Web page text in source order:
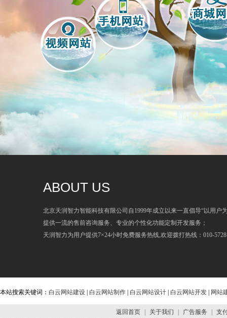
ABOUT US
北京天润智力智能科技有限公司自1999年成立以来一直倡导“以用户
提供一流的售前咨询服务、专业的个性化功能定制开发服务；
天润智力为用户提供7×24小时免费服务热线,欢迎拨打热线：010-
本站搜索关键词： 白云网站建设 白云网站制作 白云网站设计 白云网站开发 网站
返回首页 关于我们 广告服务 支